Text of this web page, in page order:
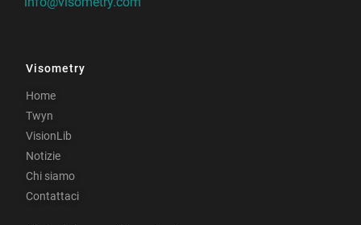
Visometry
Home
Twyn
VisionLib
Notizie
Chi siamo
Contattaci